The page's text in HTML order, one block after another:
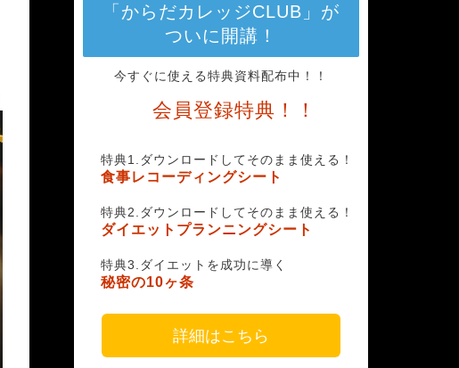
「からだカレッジCLUB」が
ついに開講！
今すぐに使える特典資料配布中！！
会員登録特典！！
特典1.ダウンロードしてそのまま使える！
食事レコーディングシート
特典2.ダウンロードしてそのまま使える！
ダイエットプランニングシート
特典3.ダイエットを成功に導く
秘密の10ヶ条
詳細はこちら